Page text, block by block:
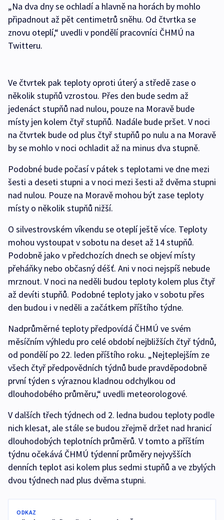
„Na dva dny se ochladí a hlavně na horách by mohlo
připadnout až pět centimetrů sněhu. Od čtvrtka se
znovu oteplí,“ uvedli v pondělí pracovníci ČHMÚ na
Twitteru.
Ve čtvrtek pak teploty oproti úterý a středě zase o
několik stupňů vzrostou. Přes den bude sedm až
jedenáct stupňů nad nulou, pouze na Moravě bude
místy jen kolem čtyř stupňů. Nadále bude pršet. V noci
na čtvrtek bude od plus čtyř stupňů po nulu a na Moravě
by se mohlo v noci ochladit až na minus dva stupně.
Podobné bude počasí v pátek s teplotami ve dne mezi
šesti a deseti stupni a v noci mezi šesti až dvěma stupni
nad nulou. Pouze na Moravě mohou být zase teploty
místy o několik stupňů nižší.
O silvestrovském víkendu se oteplí ještě více. Teploty
mohou vystoupat v sobotu na deset až 14 stupňů.
Podobně jako v předchozích dnech se objeví místy
přeháňky nebo občasný déšť. Ani v noci nejspíš nebude
mrznout. V noci na neděli budou teploty kolem plus čtyř
až devíti stupňů. Podobné teploty jako v sobotu přes
den budou i v neděli a začátkem příštího týdne.
Nadprůměrné teploty předpovídá ČHMÚ ve svém
měsíčním výhledu pro celé období nejbližších čtyř týdnů,
od pondělí po 22. leden příštího roku. „Nejteplejším ze
všech čtyř předpovědních týdnů bude pravděpodobně
první týden s výraznou kladnou odchylkou od
dlouhodobého průměru,“ uvedli meteorologové.
V dalších třech týdnech od 2. ledna budou teploty podle
nich klesat, ale stále se budou zřejmě držet nad hranicí
dlouhodobých teplotních průměrů. V tomto a příštím
týdnu očekává ČHMÚ týdenní průměry nejvyšších
denních teplot asi kolem plus sedmi stupňů a ve zbylých
dvou týdnech nad plus dvěma stupni.
ODKAZ